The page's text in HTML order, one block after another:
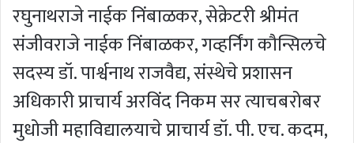
रघुनाथराजे नाईक निंबाळकर, सेक्रेटरी श्रीमंत
संजीवराजे नाईक निंबाळकर, गव्हर्निंग कौन्सिलचे
सदस्य डॉ. पार्श्वनाथ राजवैद्य, संस्थेचे प्रशासन
अधिकारी प्राचार्य अरविंद निकम सर त्याचबरोबर
मुधोजी महाविद्यालयाचे प्राचार्य डॉ. पी. एच. कदम,